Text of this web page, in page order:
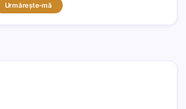
Urmărește-mă